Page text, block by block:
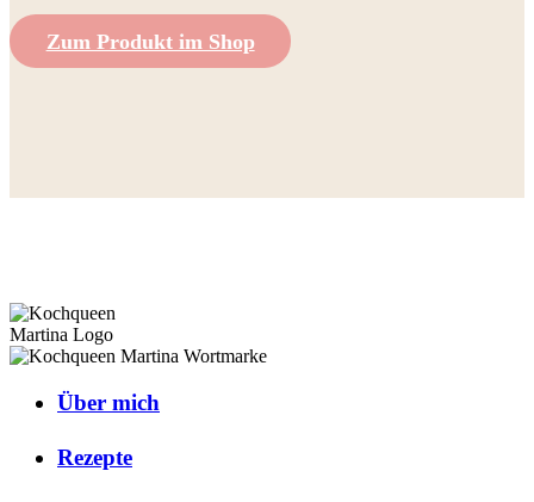
Zum Produkt im Shop
Über mich
Rezepte